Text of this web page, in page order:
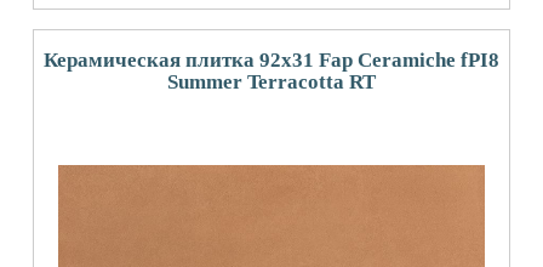
Керамическая плитка 92x31 Fap Ceramiche fPI8
Summer Terracotta RT